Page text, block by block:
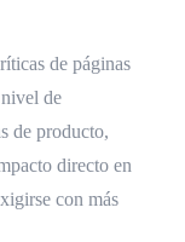
de páginas
de
de producto,
directo en
con más